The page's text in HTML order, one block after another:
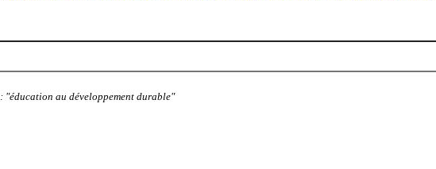
"éducation au développement durable"